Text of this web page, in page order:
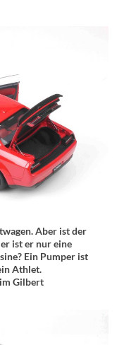
Aber ist der
ist er nur eine
Ein Pumper ist
Athlet.
Gilbert